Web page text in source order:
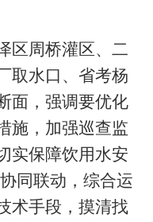
区周桥灌区、二
取水口、省考杨
面，强调要优化
施，加强巡查监
实保障饮用水安
同联动，综合运
术手段，摸清找